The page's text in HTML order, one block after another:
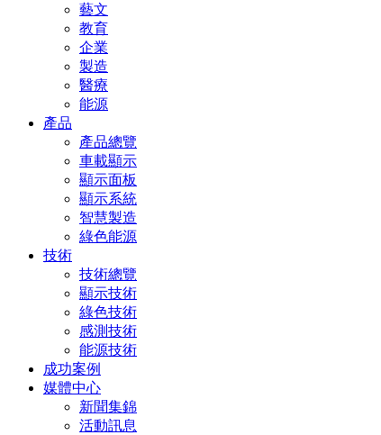
藝文
教育
企業
製造
醫療
能源
產品
產品總覽
車載顯示
顯示面板
顯示系統
智慧製造
綠色能源
技術
技術總覽
顯示技術
綠色技術
感測技術
能源技術
成功案例
媒體中心
新聞集錦
活動訊息